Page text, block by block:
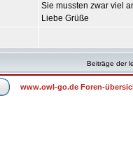
Sie mussten zwar viel
Liebe Grüße
Beiträge der
www.owl-go.de Foren-